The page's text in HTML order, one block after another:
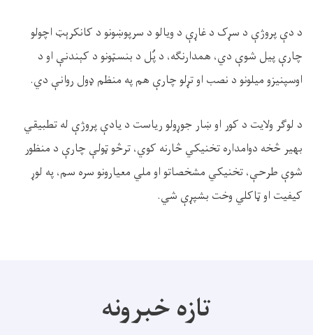
د دې پروژې د سړک د غاړې د ویالو د سرپوښونو د کانکرېټ اچولو
چارې پیل شوې دي، همدارنګه، د پُل د بنسټونو د کېندنې او د
اوسپنیزو میلونو د نصب او تړلو چارې هم په منظم ډول روانې دي.
د لوګر ولایت د کور او ښار جوړولو ریاست د یادې پروژې له تطبیقي
بهیر څخه دوامداره تخنیکي څارنه کوي، ترڅو ټولې چارې د منظور
شوې طرحې، تخنیکي مشخصاتو او ملي معیارونو سره سم، په لوړ
کیفیت او ټاکلي وخت بشپړې شي.
تازه خبرونه